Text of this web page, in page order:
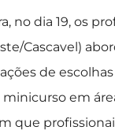
no dia 19, os
Cascavel)
de
em
que